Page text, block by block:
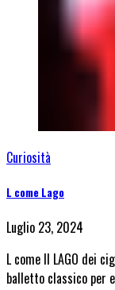
Curiosità
L come Lago
Luglio 23, 2024
L come Il LAGO dei
balletto classico per